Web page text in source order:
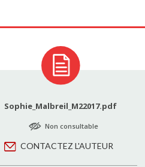
Sophie_Malbreil_M22017.pdf
Non consultable
CONTACTEZ L'AUTEUR